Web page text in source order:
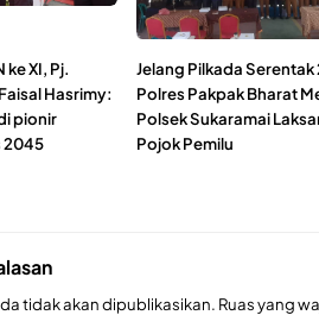
ke XI, Pj.
Hasrimy:
pionir
2045
Jelang Pilkada Serentak
Polres Pakpak Bharat
Polsek Sukaramai
Pojok Pemilu
tidak akan dipublikasikan. Ruas yang